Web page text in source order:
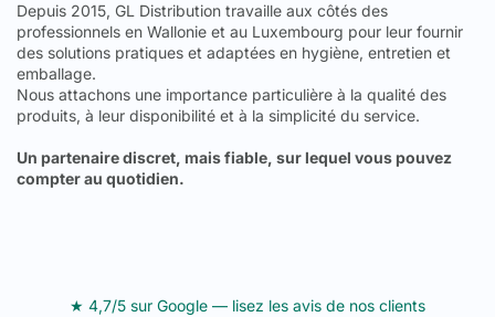
Depuis 2015, GL Distribution travaille aux côtés des
professionnels en Wallonie et au Luxembourg pour leur fournir
des solutions pratiques et adaptées en hygiène, entretien et
emballage.
Nous attachons une importance particulière à la qualité des
produits, à leur disponibilité et à la simplicité du service.
Un partenaire discret, mais fiable, sur lequel vous pouvez
compter au quotidien.
★ 4,7/5 sur Google — lisez les avis de nos clients